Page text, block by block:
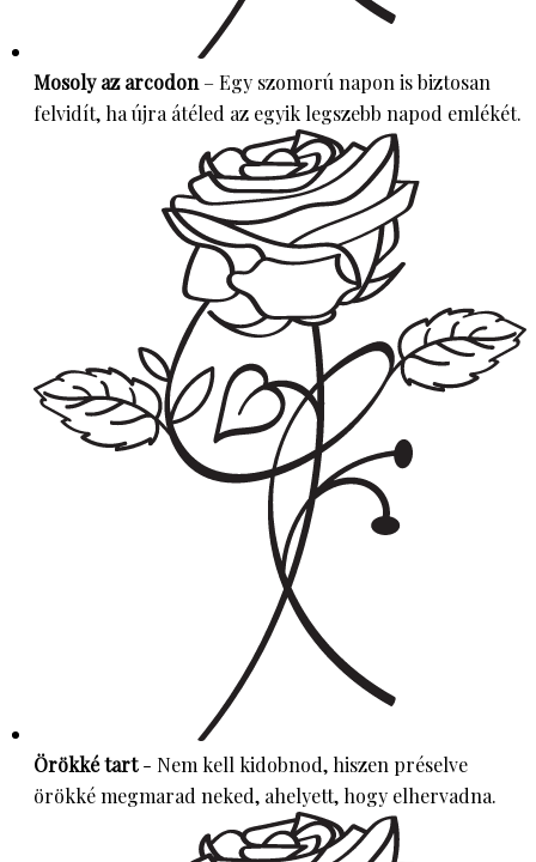
Mosoly az arcodon– Egy szomorú napon is biztosan
felvidít, ha újra átéled az egyik legszebb napod emlékét.
Örökké tart- Nem kell kidobnod, hiszen préselve
örökké megmarad neked, ahelyett, hogy elhervadna.